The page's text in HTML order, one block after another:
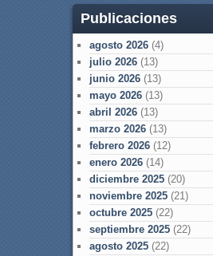
Publicaciones
agosto 2026(4)
julio 2026(13)
junio 2026(13)
mayo 2026(13)
abril 2026(13)
marzo 2026(13)
febrero 2026(12)
enero 2026(14)
diciembre 2025(20)
noviembre 2025(21)
octubre 2025(22)
septiembre 2025(22)
agosto 2025(22)